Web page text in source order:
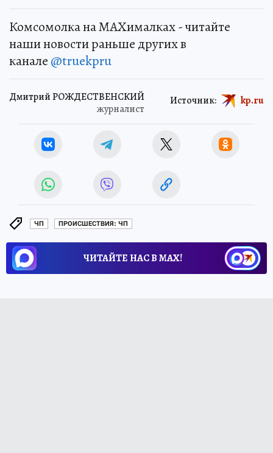
Комсомолка на MAXималках - читайте
наши новости раньше других в
канале @truekpru
Дмитрий РОЖДЕСТВЕНСКИЙ
журналист
Источник: kp.ru
ЧП ПРОИСШЕСТВИЯ: ЧП
ЧИТАЙТЕ НАС В МАХ!